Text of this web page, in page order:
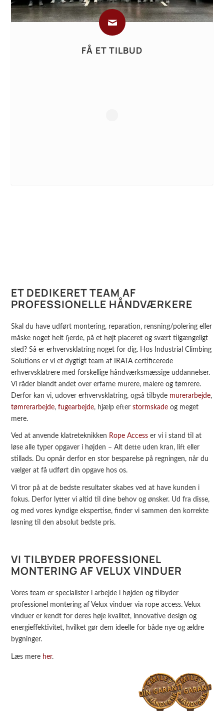
ET DEDIKERET TEAM AF
PROFESSIONELLE HÅNDVÆRKERE
Skal du have udført montering, reparation, rensning/polering eller
måske noget helt fjerde, på et højt placeret og svært tilgængeligt
sted? Så er erhvervsklatring noget for dig. Hos Industrial Climbing
Solutions er vi et dygtigt team af IRATA certificerede
erhvervsklatrere med forskellige håndværksmæssige uddannelser.
Vi råder blandt andet over erfarne murere, malere og tømrere.
Derfor kan vi, udover erhvervsklatring, også tilbyde murerarbejde,
tømrerarbejde,fugearbejde, hjælp efterstormskade og meget
mere.
Ved at anvende klatreteknikken Rope Access er vi i stand til at
løse alle typer opgaver i højden – Alt dette uden kran, lift eller
stillads. Du opnår derfor en stor besparelse på regningen, når du
vælger at få udført din opgave hos os.
Vi tror på at de bedste resultater skabes ved at have kunden i
fokus. Derfor lytter vi altid til dine behov og ønsker. Ud fra disse,
og med vores kyndige ekspertise, finder vi sammen den korrekte
løsning til den absolut bedste pris.
VI TILBYDER PROFESSIONEL
MONTERING AF VELUX VINDUER
Vores team er specialister i arbejde i højden og tilbyder
professionel montering af Velux vinduer via rope access. Velux
vinduer er kendt for deres høje kvalitet, innovative design og
energieffektivitet, hvilket gør dem ideelle for både nye og ældre
bygninger.
Læs mere her.
FÅ ET TILBUD